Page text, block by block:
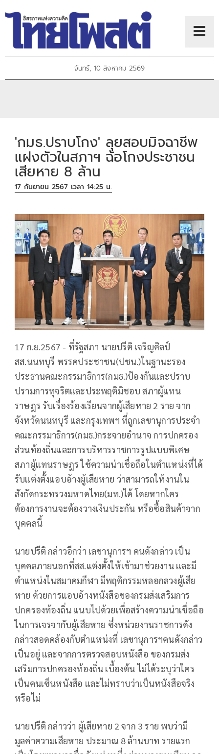
จันทร์, 10 สิงหาคม 2569
'กมธ.ปราบโกง' ลุยสอบมิจฉาชีพ
แฝงตัวในสภาฯ ฉ้อโกงประชาชน
เสียหาย 8 ล้าน
17 กันยายน 2567 เวลา 14:25 น.
17 ก.ย.2567 - ที่รัฐสภา นายปรีติ เจริญศิลป์
สส.นนทบุรี พรรคประชาชน(ปชน.)ในฐานะรอง
ประธานคณะกรรมาธิการ(กมธ.)ป้องกันและปราบ
ปรามการทุจริตและประพฤติมิชอบ สภาผู้แทน
ราษฎร รับเรื่องร้องเรียนจากผู้เสียหาย 2 ราย จาก
จังหวัดนนทบุรี และกรุงเทพฯ ที่ถูกเลขานุการประจำ
คณะกรรมาธิการ(กมธ.)กระจายอำนาจ การปกครอง
ส่วนท้องถิ่นและการบริหารราชการรูปแบบพิเศษ
สภาผู้แทนราษฎร ใช้ความน่าเชื่อถือในตำแหน่งที่ได้
รับแต่งตั้งแอบอ้างผู้เสียหาย ว่าสามารถให้งานใน
สังกัดกระทรวงมหาดไทย(มท.)ได้ โดยหากใคร
ต้องการงานจะต้องวางเงินประกัน หรือซื้อสินค้าจาก
บุคคลนี้
นายปรีติ กล่าวอีกว่า เลขานุการฯ คนดังกล่าว เป็น
บุคคลภายนอกที่สส.แต่งตั้งให้เข้ามาช่วยงาน และมี
ตำแหน่งในสมาคมกีฬา มีพฤติกรรมหลอกลวงผู้เสีย
หาย ด้วยการแอบอ้างหนังสือของกรมส่งเสริมการ
ปกครองท้องถิ่น แนบไปด้วยเพื่อสร้างความน่าเชื่อถือ
ในการเจรจากับผู้เสียหาย ซึ่งหน่วยงานราชการดัง
กล่าวสอดคล้องกับตำแหน่งที่ เลขานุการฯคนดังกล่าว
เป็นอยู่ และจากการตรวจสอบหนังสือ ของกรมส่ง
เสริมการปกครองท้องถิ่น เบื้องต้น ไม่ได้ระบุว่าใคร
เป็นคนเซ็นหนังสือ และไม่ทราบว่าเป็นหนังสือจริง
หรือไม่
นายปรีติ กล่าวว่า ผู้เสียหาย 2 จาก 3 ราย พบว่ามี
มูลค่าความเสียหาย ประมาณ 8 ล้านบาท รายแรก